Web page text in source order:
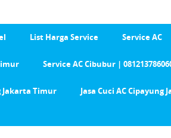
List Harga Service Service AC
Service AC Cibubur |
Jakarta Timur Jasa Cuci AC Cipayung